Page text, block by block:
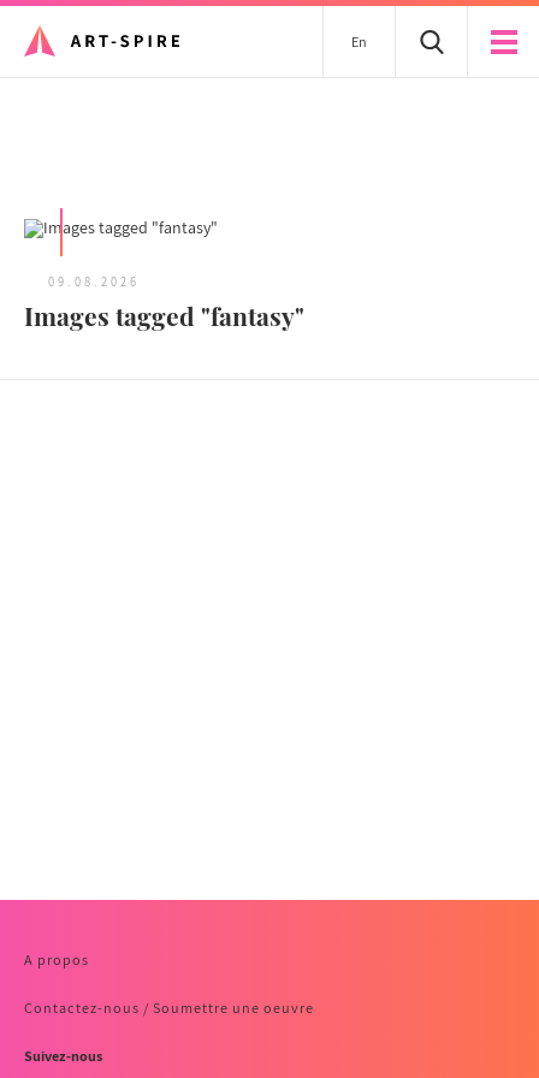
En
09.08.2026
Images tagged "fantasy"
A propos
Contactez-nous / Soumettre une oeuvre
Suivez-nous